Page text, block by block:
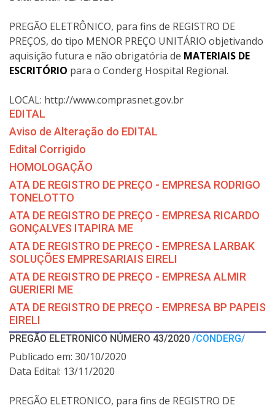
PREGÃO ELETRÔNICO, para fins de REGISTRO DE
PREÇOS, do tipo MENOR PREÇO UNITÁRIO objetivando
aquisição futura e não obrigatória de MATERIAIS DE
ESCRITÓRIO para o Conderg Hospital Regional.
LOCAL: http://www.comprasnet.gov.br
EDITAL
Aviso de Alteração do EDITAL
Edital Corrigido
HOMOLOGAÇÃO
ATA DE REGISTRO DE PREÇO - EMPRESA RODRIGO
TONELOTTO
ATA DE REGISTRO DE PREÇO - EMPRESA RICARDO
GONÇALVES ITAPIRA ME
ATA DE REGISTRO DE PREÇO - EMPRESA LARBAK
SOLUÇÕES EMPRESARIAIS EIRELI
ATA DE REGISTRO DE PREÇO - EMPRESA ALMIR
GUERIERI ME
ATA DE REGISTRO DE PREÇO - EMPRESA BP PAPEIS
EIRELI
PREGÃO ELETRONICO NÚMERO 43/2020 /CONDERG/
Publicado em: 30/10/2020
Data Edital: 13/11/2020
PREGÃO ELETRONICO, para fins de REGISTRO DE